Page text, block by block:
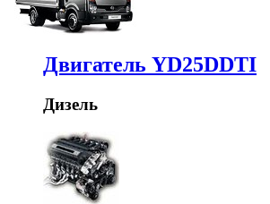
Двигатель YD25DDTI
Дизель